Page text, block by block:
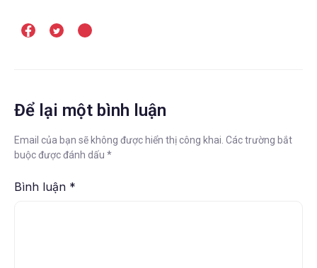
Để lại một bình luận
Email của bạn sẽ không được hiển thị công khai. Các trường bắt
buộc được đánh dấu *
Bình luận *